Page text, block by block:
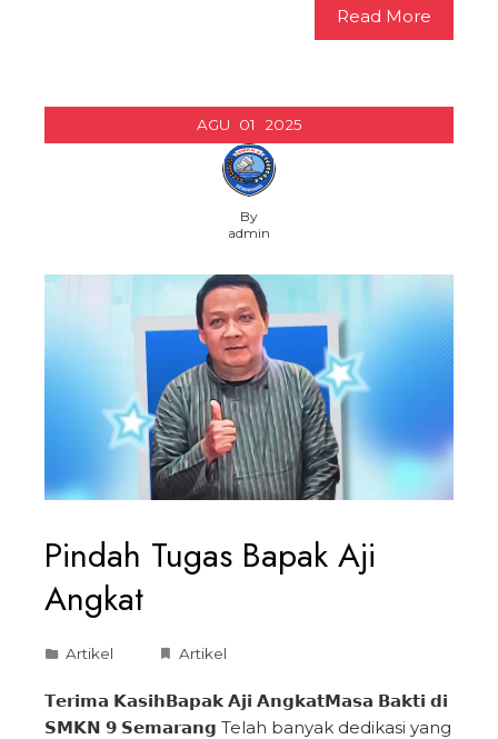
Read More
AGU 01 2025
By
admin
Pindah Tugas Bapak Aji
Angkat
Artikel Artikel
𝗧𝗲𝗿𝗶𝗺𝗮 𝗞𝗮𝘀𝗶𝗵𝗕𝗮𝗽𝗮𝗸 𝗔𝗷𝗶 𝗔𝗻𝗴𝗸𝗮𝘁𝗠𝗮𝘀𝗮 𝗕𝗮𝗸𝘁𝗶 𝗱𝗶
𝗦𝗠𝗞𝗡 𝟵 𝗦𝗲𝗺𝗮𝗿𝗮𝗻𝗴 Telah banyak dedikasi yang